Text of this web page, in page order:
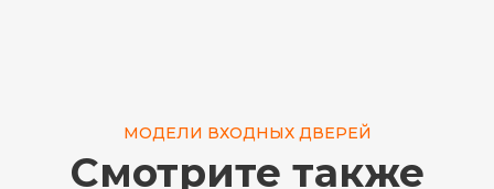
МОДЕЛИ ВХОДНЫХ ДВЕРЕЙ
Смотрите также